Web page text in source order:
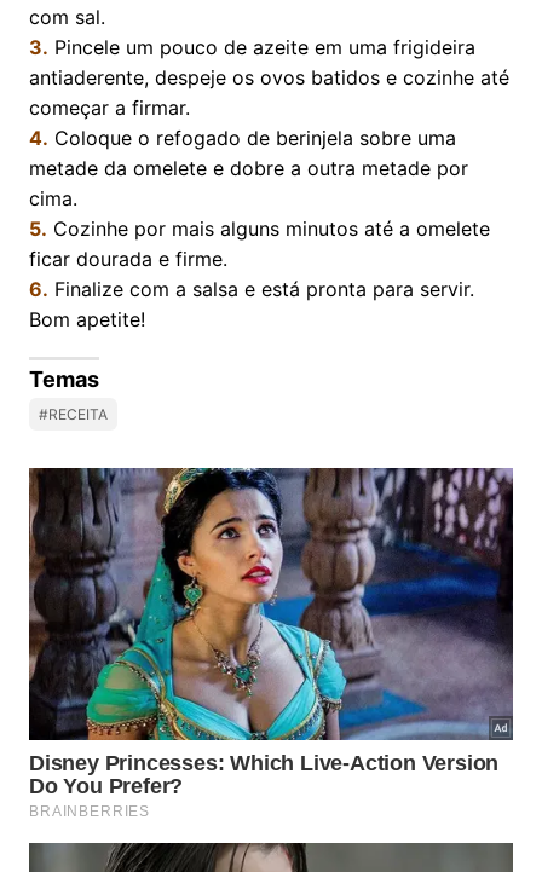
com sal.
3. Pincele um pouco de azeite em uma frigideira
antiaderente, despeje os ovos batidos e cozinhe até
começar a firmar.
4. Coloque o refogado de berinjela sobre uma
metade da omelete e dobre a outra metade por
cima.
5. Cozinhe por mais alguns minutos até a omelete
ficar dourada e firme.
6. Finalize com a salsa e está pronta para servir.
Bom apetite!
Temas
#RECEITA